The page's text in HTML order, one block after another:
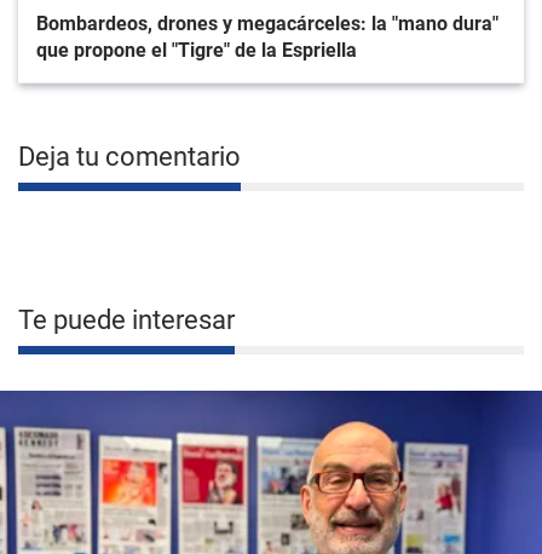
Bombardeos, drones y megacárceles: la "mano dura"
que propone el "Tigre" de la Espriella
Deja tu comentario
Te puede interesar